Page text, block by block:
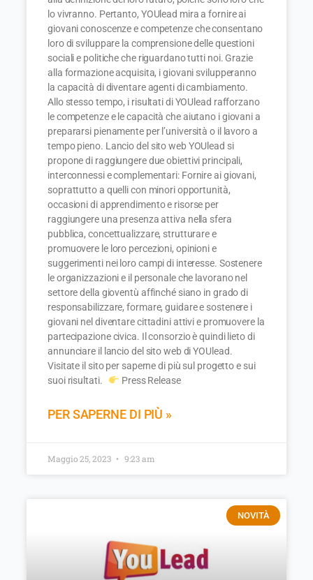
lo vivranno. Pertanto, YOUlead mira a fornire ai
giovani conoscenze e competenze che consentano
loro di sviluppare la comprensione delle questioni
sociali e politiche che riguardano tutti noi. Grazie
alla formazione acquisita, i giovani svilupperanno
la capacità di diventare agenti di cambiamento.
Allo stesso tempo, i risultati di YOUlead rafforzano
le competenze e le capacità che aiutano i giovani a
prepararsi pienamente per l’università o il lavoro a
tempo pieno. Lancio del sito web YOUlead si
propone di raggiungere due obiettivi principali,
interconnessi e complementari: Fornire ai giovani,
soprattutto a quelli con minori opportunità,
occasioni di apprendimento e risorse per
raggiungere una presenza attiva nella sfera
pubblica, concettualizzare, strutturare e
promuovere le loro percezioni, opinioni e
suggerimenti nei loro campi di interesse. Sostenere
le organizzazioni e il personale che lavorano nel
settore della gioventù affinché siano in grado di
responsabilizzare, formare, guidare e sostenere i
giovani nel diventare cittadini attivi e promuovere la
partecipazione civica. Il consorzio è quindi lieto di
annunciare il lancio del sito web di YOUlead.
Visitate il sito per saperne di più sul progetto e sui
suoi risultati.
Press Release
PER SAPERNE DI PIÙ »
Maggio 25, 2023 9:23 am
NOVITÀ